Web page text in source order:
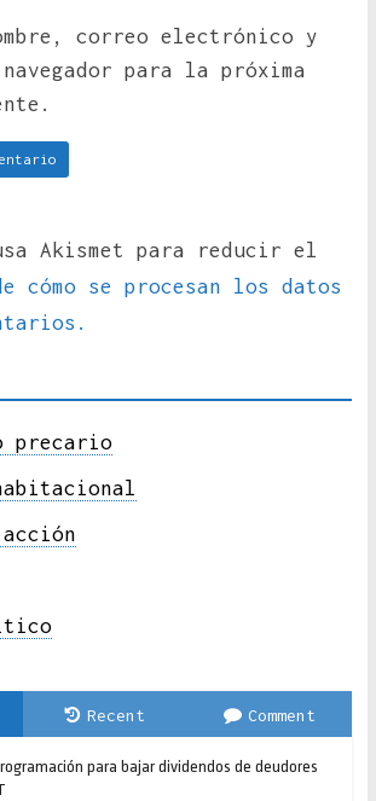
correo electrónico y
para la próxima
Akismet para reducir el
cómo se procesan los datos
precario
Recent Comment
para bajar dividendos de deudores